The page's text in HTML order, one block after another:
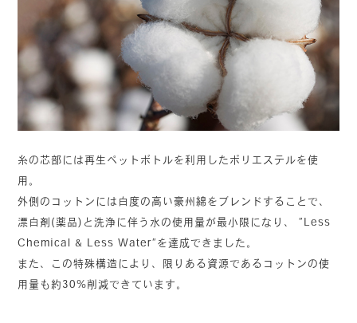
糸の芯部には再生ペットボトルを利用したポリエステルを使
用。
外側のコットンには白度の高い豪州綿をブレンドすることで、
漂白剤(薬品)と洗浄に伴う水の使用量が最小限になり、 ”Less
Chemical & Less Water”を達成できました。
また、この特殊構造により、限りある資源であるコットンの使
用量も約30%削減できています。